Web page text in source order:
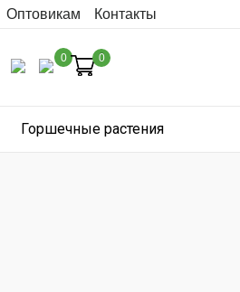
Оптовикам Контакты
0 0
Горшечные растения